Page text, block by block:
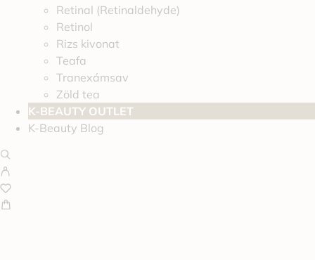
Retinal (Retinaldehyde)
Retinol
Rizs kivonat
Teafa
Tranexámsav
Zöld tea
K-BEAUTY OUTLET
K-Beauty Blog